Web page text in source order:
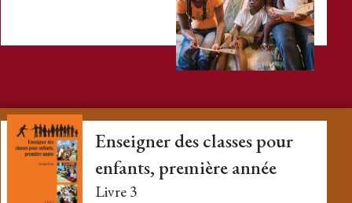
Enseigner des classes pour
enfants, première année
Livre 3